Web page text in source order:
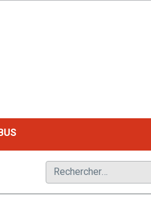
Rechercher :